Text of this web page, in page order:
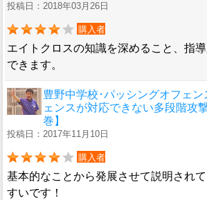
投稿日：2018年03月26日
購入者
エイトクロスの知識を深めること、指
できます。
豊野中学校･パッシングオフェン
ェンスが対応できない多段階攻
巻】
投稿日：2017年11月10日
購入者
基本的なことから発展させて説明され
すいです！